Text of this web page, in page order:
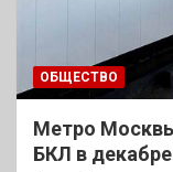
ОБЩЕСТВО
Метро
БКЛ в